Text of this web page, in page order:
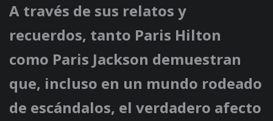
A través de sus relatos y
recuerdos, tanto Paris Hilton
como Paris Jackson demuestran
que, incluso en un mundo rodeado
de escándalos, el verdadero afecto